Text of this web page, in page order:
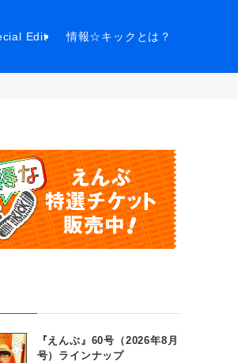
Edit 情報☆キックとは？
『えんぶ』60号（2026年8月
号）ラインナップ